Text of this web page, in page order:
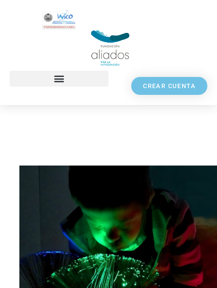
CREAR CUENTA